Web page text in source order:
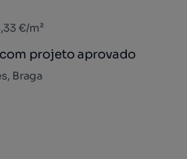
€/m²
projeto aprovado
Braga